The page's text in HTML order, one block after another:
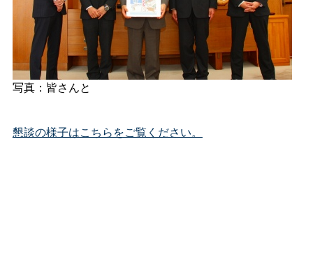
写真：皆さんと
懇談の様子はこちらをご覧ください。